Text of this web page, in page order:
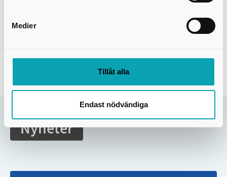
Medier
Tillåt alla
Endast nödvändiga
Information om hur du ansluter till kommunalt
VA, vilka avgifter som gäller, vart dricksvattnet
användning av kommunalt VA.
Nyheter